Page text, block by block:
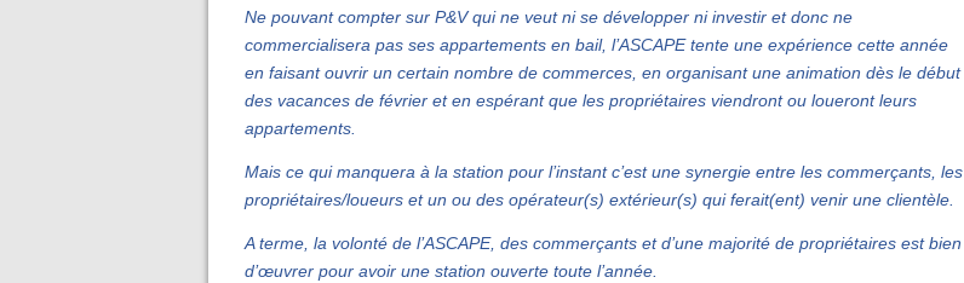
Ne pouvant compter sur P&V qui ne veut ni se développer ni investir et donc ne
commercialisera pas ses appartements en bail, l’ASCAPE tente une expérience cette année
en faisant ouvrir un certain nombre de commerces, en organisant une animation dès le début
des vacances de février et en espérant que les propriétaires viendront ou loueront leurs
appartements.
Mais ce qui manquera à la station pour l’instant c’est une synergie entre les commerçants, les
propriétaires/loueurs et un ou des opérateur(s) extérieur(s) qui ferait(ent) venir une clientèle.
A terme, la volonté de l’ASCAPE, des commerçants et d’une majorité de propriétaires est bien
d’œuvrer pour avoir une station ouverte toute l’année.